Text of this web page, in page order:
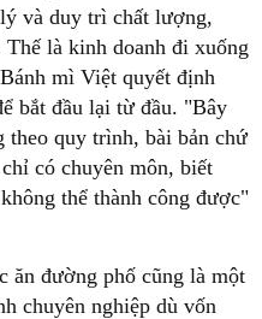
và duy trì chất lượng,
Thế là kinh doanh đi xuống
mì Việt quyết định
bắt đầu lại từ đầu. "Bây
theo quy trình, bài bản chứ
có chuyên môn, biết
thể thành công được"
ăn đường phố cũng là một
chuyên nghiệp dù vốn